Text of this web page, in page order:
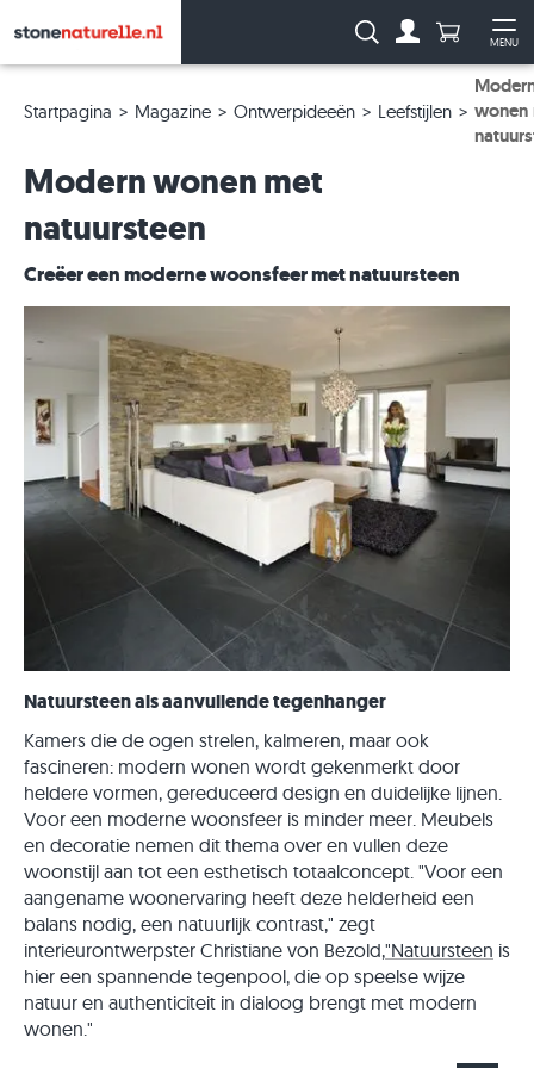
MENU
Zoeken: Aantal
Startpagina Magazine Ontwerpideeën Leefstijlen
wonen
Modern wonen met
natuursteen
Creëer een moderne woonsfeer met natuursteen
Natuursteen als aanvullende tegenhanger
Kamers die de ogen strelen, kalmeren, maar ook
fascineren: modern wonen wordt gekenmerkt door
heldere vormen, gereduceerd design en duidelijke lijnen.
Voor een moderne woonsfeer is minder meer. Meubels
en decoratie nemen dit thema over en vullen deze
woonstijl aan tot een esthetisch totaalconcept. "Voor een
aangename woonervaring heeft deze helderheid een
balans nodig, een natuurlijk contrast," zegt
interieurontwerpster Christiane von Bezold,"Natuursteen is
hier een spannende tegenpool, die op speelse wijze
natuur en authenticiteit in dialoog brengt met modern
wonen."